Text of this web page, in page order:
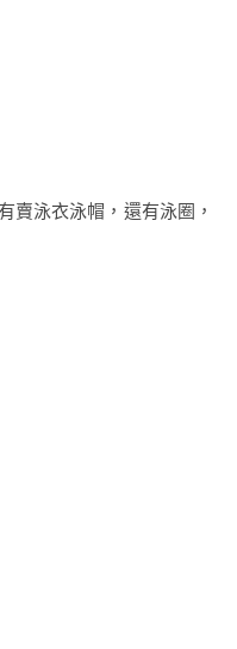
賣泳衣泳帽，還有泳圈，